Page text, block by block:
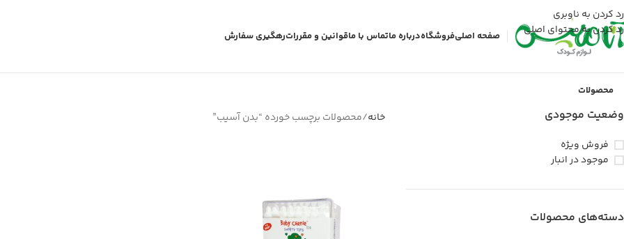
رد کردن به ناوبری
رد کردن به محتوای اصلی
صفحه اصلیفروشگاهدرباره ماتماس با ماقوانین و مقرراترهگیری سفارش
محصولات
وضعیت موجودی
فروش ویژه
موجود در انبار
دسته‌های محصولات
خانه محصولات برچسب خورده “بدن آسیب”